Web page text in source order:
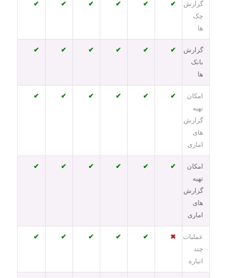
گزارش
چک
ها
✔
✔
✔
✔
✔
✔
گزارش
بانک
ها
✔
✔
✔
✔
✔
✔
امکان
تهیه
گزارش
های
اماری
✔
✔
✔
✔
✔
✔
امکان
تهیه
گزارش
های
اماری
✔
✔
✔
✔
✔
✔
عملیات
چند
انباره
✖
✔
✔
✔
✔
✔